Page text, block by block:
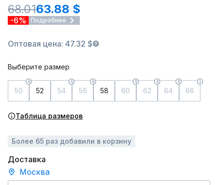
68.0163.88 $
-6% Подробнее
Оптовая цена: 47.32 $
Выберите размер
50 52 54 56 58 60 62 64 66
Таблица размеров
Более 65 раз добавили в корзину
Доставка
Москва